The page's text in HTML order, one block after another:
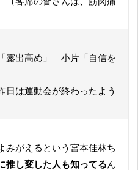
露出高め」 小片「自信を
は運動会が終わったよう
みがえるという宮本佳林ち
推し変した人も知ってるん